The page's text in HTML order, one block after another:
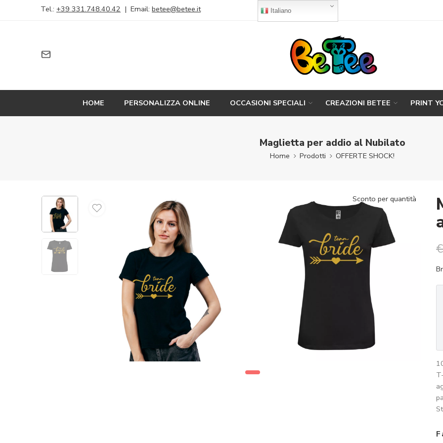
Tel.: +39 331.748.40.42 | Email: betee@betee.it Italiano
HOME PERSONALIZZA ONLINE OCCASIONI SPECIALI CREAZIONI BETEE PRINT
Maglietta per addio al Nubilato
Home Prodotti OFFERTE SHOCK!
Sconto per quantità
€